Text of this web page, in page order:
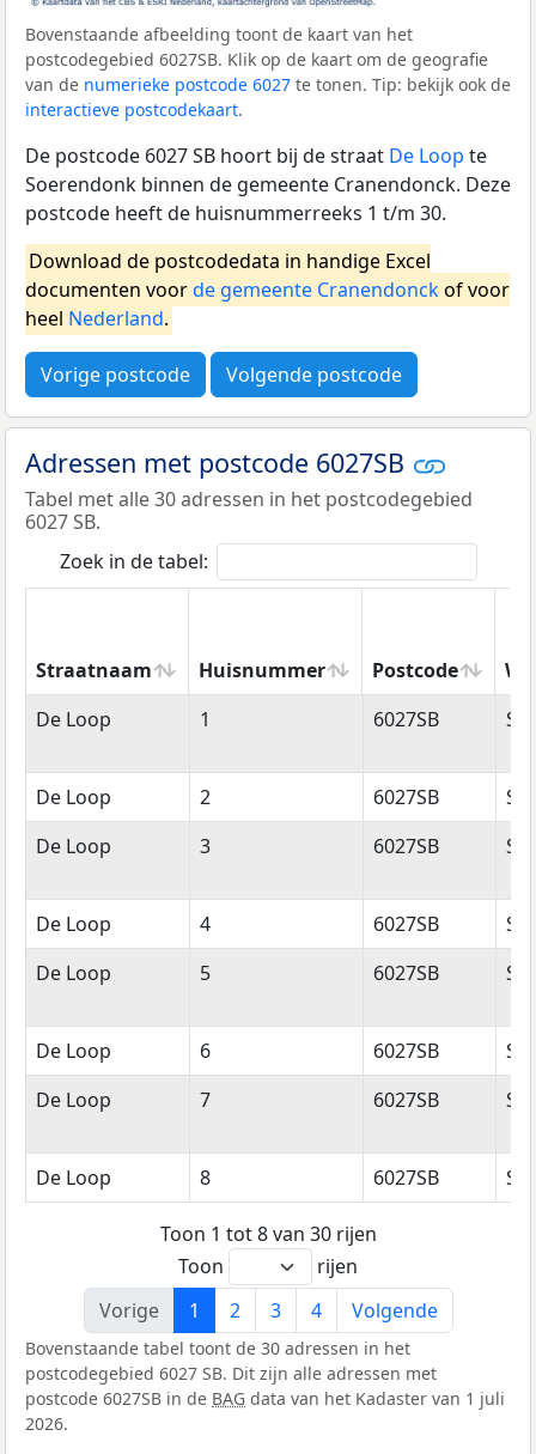
Bovenstaande afbeelding toont de kaart van het
postcodegebied 6027SB. Klik op de kaart om de geografie
van de numerieke postcode 6027 te tonen. Tip: bekijk ook de
interactieve postcodekaart.
De postcode 6027 SB hoort bij de straat De Loop te
Soerendonk binnen de gemeente Cranendonck. Deze
postcode heeft de huisnummerreeks 1 t/m 30.
Download de postcodedata in handige Excel
documenten voorde gemeente Cranendonckof voor
heel Nederland.
Vorige postcode Volgende postcode
Adressen met postcode 6027SB
Tabel met alle 30 adressen in het postcodegebied
6027 SB.
Zoek in de tabel:
Straatnaam Huisnummer Postcode
Straatnaam
Huisnummer Postcode
De Loop 1 6027SB
De Loop 2 6027SB
De Loop
3 6027SB
De Loop 4 6027SB
De Loop
5 6027SB
De Loop 6 6027SB
De Loop
7 6027SB
De Loop 8 6027SB
Toon 1 tot 8 van 30 rijen
Toon
rijen
Vorige
1 2 3 4 Volgende
Bovenstaande tabel toont de 30 adressen in het
postcodegebied 6027 SB. Dit zijn alle adressen met
postcode 6027SB in de BAG data van het Kadaster van 1 juli
2026.